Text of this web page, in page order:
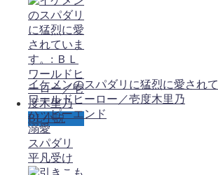
BL小説
イケメンのスパダリに猛烈に愛され
ワールドヒーロー／壱度木里乃
ハッピーエンド
溺愛
スパダリ
平凡受け